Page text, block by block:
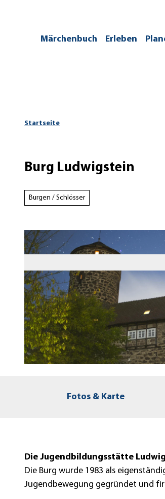
Märchenbuch Erleben
Startseite
Burg Ludwigstein
Burgen / Schlösser
Fotos & Karte
Die Jugendbildungsstätte
Die Burg wurde 1983 als
Jugendbewegung gegründet und